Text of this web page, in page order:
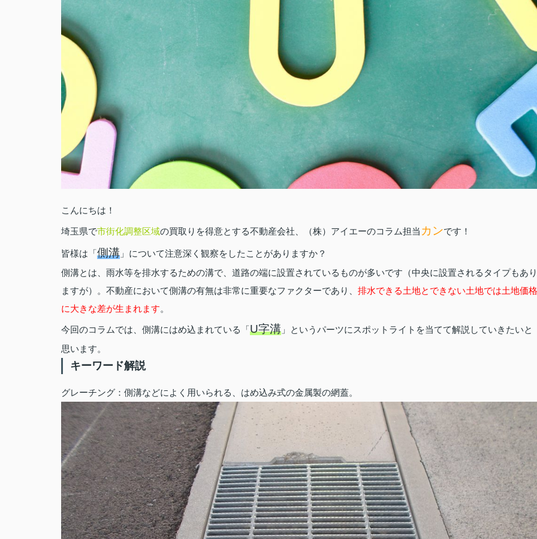
こんにちは！
埼玉県で市街化調整区域の買取りを得意とする不動産会社、（株）アイエーのコラム担当 カンです！
皆様は「側溝 」について注意深く観察をしたことがありますか？
側溝とは、雨水等を排水するための溝で、道路の端に設置されているものが多いです（中央に設置されるタイプもあり
ますが）。不動産において側溝の有無は非常に重要なファクターであり、 排水できる土地とできない土地では土地価格
に大きな差が生まれます。
今回のコラムでは、側溝にはめ込まれている「U字溝 」というパーツにスポットライトを当てて解説していきたいと
思います。
キーワード解説
グレーチング：側溝などによく用いられる、はめ込み式の金属製の網蓋。